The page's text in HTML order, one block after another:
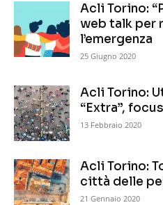
Acli Torino:
web talk per
l’emergenza
25 Giugno 2020
Acli Torino:
“Extra”,
13 Febbraio 2020
Acli Torino:
città delle
21 Gennaio 2020